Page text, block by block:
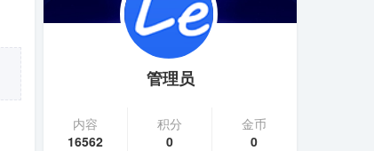
管理员
内容
16562
积分
0
金币
0